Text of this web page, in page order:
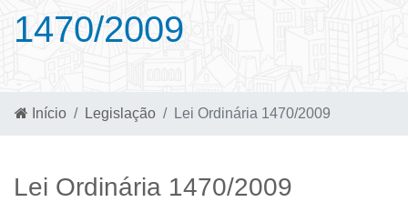
1470/2009
Início Legislação Lei Ordinária 1470/2009
Lei Ordinária 1470/2009